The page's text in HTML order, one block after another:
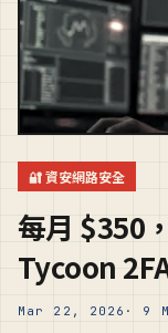
🔐 資安網路安全
每月 $350
Tycoon
Mar 22, 2026 · 9